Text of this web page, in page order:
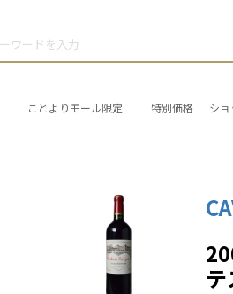
ことよりモール限定 特別価格 シ